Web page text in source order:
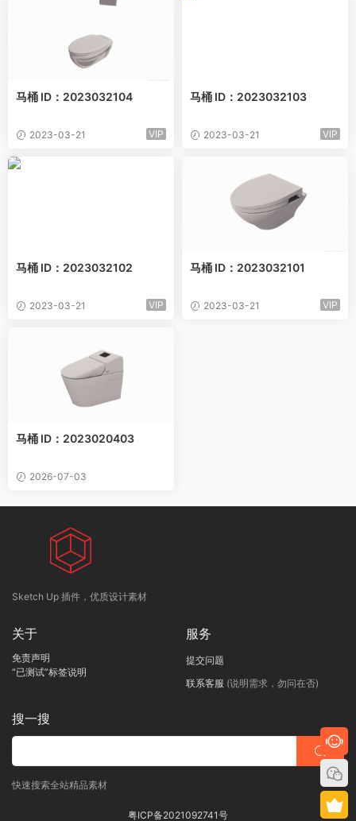
马桶 ID：2023032104
2023-03-21 VIP
马桶 ID：2023032103
2023-03-21 VIP
马桶 ID：2023032102
2023-03-21 VIP
马桶 ID：2023032101
2023-03-21 VIP
马桶 ID：2023020403
2026-07-03
Sketch Up 插件，优质设计素材
关于
免责声明
“已测试”标签说明
服务
提交问题
联系客服 (说明需求，勿问在否)
搜一搜
快速搜索全站精品素材
粤ICP备2021092741号